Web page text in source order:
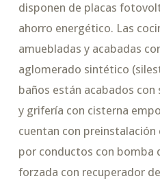
disponen de placas
ahorro energético. Las
amuebladas y acabadas
aglomerado sintético
baños están acabados
y grifería con cisterna
cuentan con
por conductos con bomba
forzada con recuperador